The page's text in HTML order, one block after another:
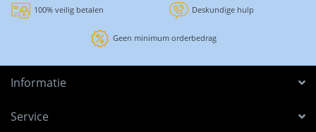
100% veilig betalen Deskundige hulp
Geen minimum orderbedrag
Informatie
Service